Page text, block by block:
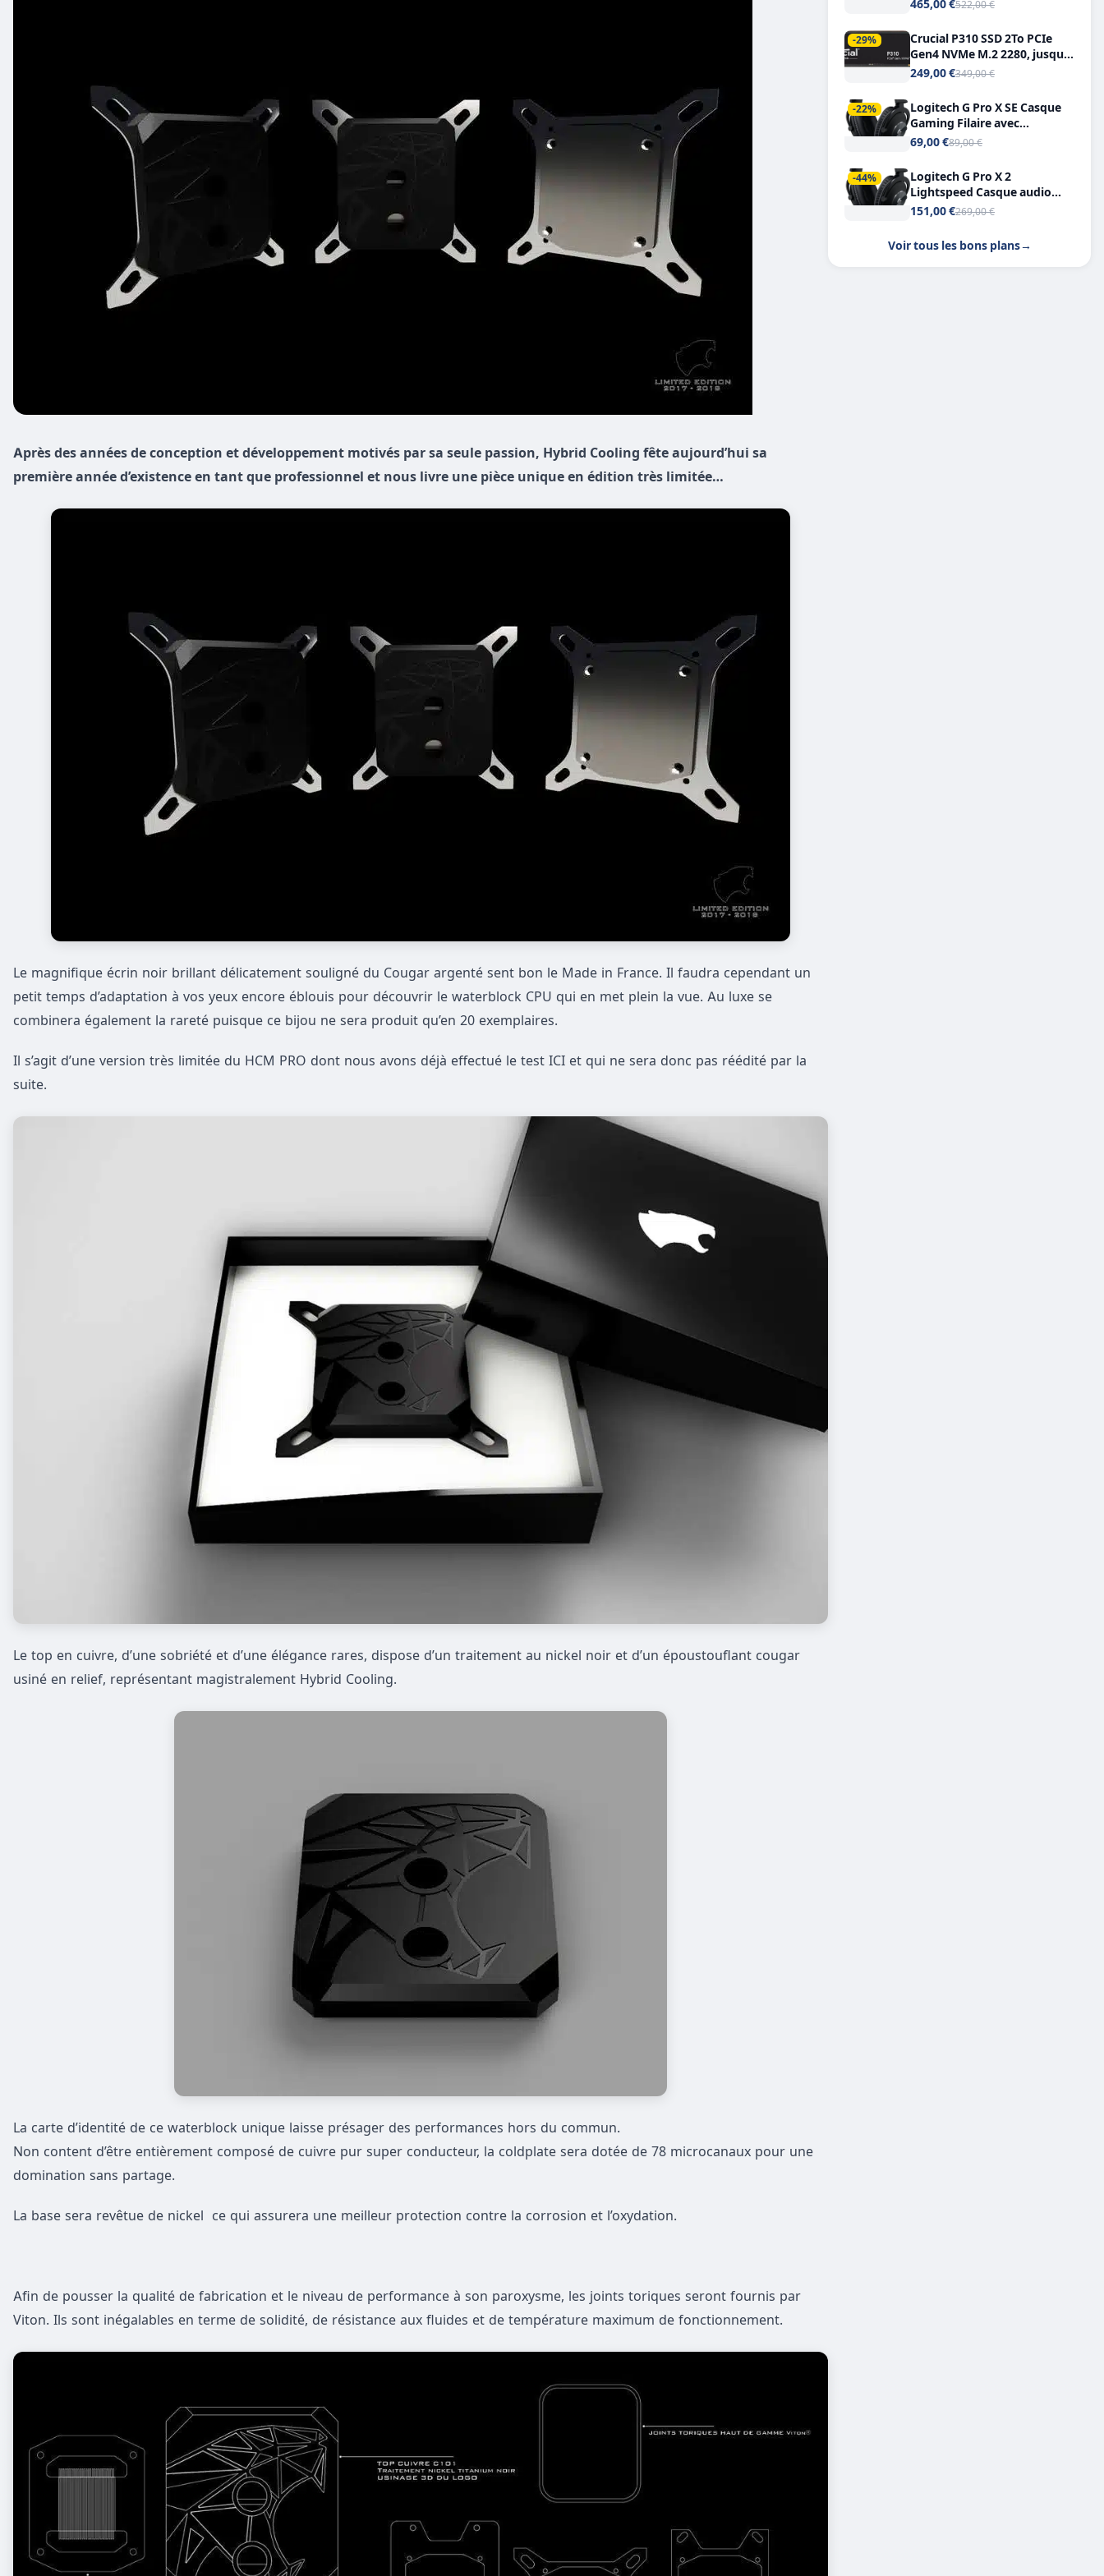
Après des années de conception et développement motivés par sa seule passion, Hybrid Cooling fête aujourd’hui sa
première année d’existence en tant que professionnel et nous livre une pièce unique en édition très limitée…
Le magnifique écrin noir brillant délicatement souligné du Cougar argenté sent bon le Made in France. Il faudra cependant un
petit temps d’adaptation à vos yeux encore éblouis pour découvrir le waterblock CPU qui en met plein la vue. Au luxe se
combinera également la rareté puisque ce bijou ne sera produit qu’en 20 exemplaires.
Il s’agit d’une version très limitée du HCM PRO dont nous avons déjà effectué le test ICI et qui ne sera donc pas réédité par la
suite.
Le top en cuivre, d’une sobriété et d’une élégance rares, dispose d’un traitement au nickel noir et d’un époustouflant cougar
usiné en relief, représentant magistralement Hybrid Cooling.
La carte d’identité de ce waterblock unique laisse présager des performances hors du commun.
Non content d’être entièrement composé de cuivre pur super conducteur, la coldplate sera dotée de 78 microcanaux pour une
domination sans partage.
La base sera revêtue de nickel ce qui assurera une meilleur protection contre la corrosion et l’oxydation.
Afin de pousser la qualité de fabrication et le niveau de performance à son paroxysme, les joints toriques seront fournis par
Viton. Ils sont inégalables en terme de solidité, de résistance aux fluides et de température maximum de fonctionnement.
465,00 €522,00 €
-29%
Crucial P310 SSD 2To PCIe
Gen4 NVMe M.2 2280, jusqu’à
7.100 Mo/s
249,00 €349,00 €
-22%
Logitech G Pro X SE Casque
Gaming Filaire avec
Microphone Micro
7.1
69,00 €89,00 €
-44%
Logitech G Pro X 2
Lightspeed Casque audio
bluetooth
151,00 €269,00 €
Voir tous les bons plans→